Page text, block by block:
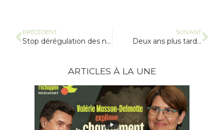
PRÉCÉDENT
Stop dérégulation des nouveaux OGM
SUIVANT
Deux ans plus tard…
ARTICLES À LA UNE